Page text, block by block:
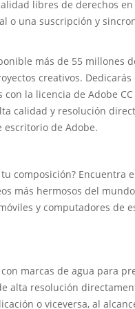
libres de derechos
o una suscripción y
más de 55 millones
creativos.
la licencia de Adobe
calidad y resolución
escritorio de Adobe.
composición? Encuentra
más hermosos del
y computadores de
marcas de agua para
alta resolución
o viceversa, al